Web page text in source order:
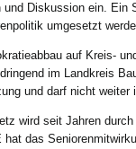
und Diskussion ein. Ein
umgesetzt
auf Kreis-
im Landkreis
und darf nicht weiter
wird seit Jahren
hat das